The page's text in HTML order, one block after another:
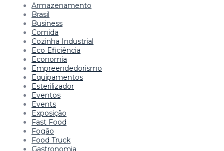
Armazenamento
Brasil
Business
Comida
Cozinha Industrial
Eco Eficiência
Economia
Empreendedorismo
Equipamentos
Esterilizador
Eventos
Events
Exposição
Fast Food
Fogão
Food Truck
Gastronomia